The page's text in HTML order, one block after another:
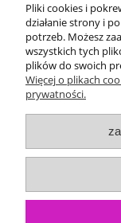
Pliki cookies i
działanie strony i
potrzeb. Możesz
wszystkich tych
plików do swoich
Więcej o plikach
prywatności.